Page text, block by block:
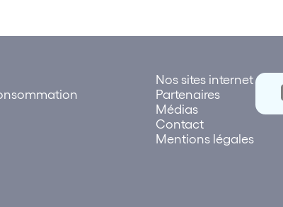
Nos sites internet
Partenaires
Médias
Contact
Mentions légales